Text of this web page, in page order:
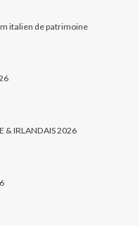
italien de patrimoine
& IRLANDAIS 2026